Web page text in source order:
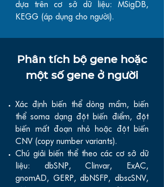
dựa trên cơ sở dữ liệu: MSigDB,
KEGG (áp dụng cho người).
Phân tích bộ gene hoặc
một số gene ở người
Xác định biến thể dòng mầm, biến
thể soma dạng đột biến điểm, đột
biến mất đoạn nhỏ hoặc đột biến
CNV (copy number variants).
Chú giải biến thể theo các cơ sở dữ
liệu: dbSNP, Clinvar, ExAC,
gnomAD, GERP, dbNSFP, dbscSNV,